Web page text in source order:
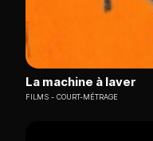
La machine à laver
FILMS COURT-MÉTRAGE